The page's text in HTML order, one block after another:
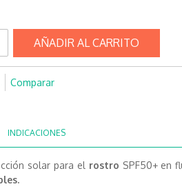
AÑADIR AL CARRITO
Comparar
INDICACIONES
solar para el rostro SPF50+ en